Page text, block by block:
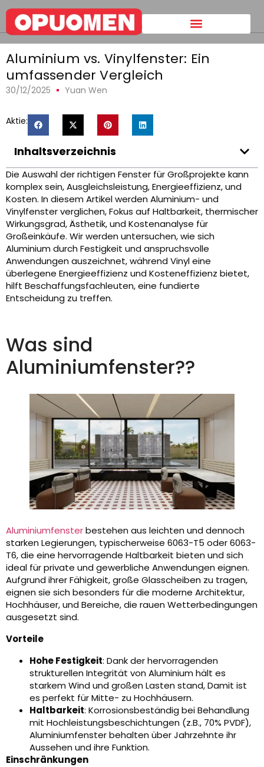
Heim >
Aluminium vs. Vinylfenster: Ein umfassender Vergleich
Aluminium vs. Vinylfenster: Ein
umfassender Vergleich
30/12/2025 Yuan Wen
Aktie:
Inhaltsverzeichnis
Die Auswahl der richtigen Fenster für Großprojekte kann
komplex sein, Ausgleichsleistung, Energieeffizienz, und
Kosten. In diesem Artikel werden Aluminium- und
Vinylfenster verglichen, Fokus auf Haltbarkeit, thermischer
Wirkungsgrad, Ästhetik, und Kostenanalyse für
Großeinkäufe. Wir werden untersuchen, wie sich
Aluminium durch Festigkeit und anspruchsvolle
Anwendungen auszeichnet, während Vinyl eine
überlegene Energieeffizienz und Kosteneffizienz bietet,
hilft Beschaffungsfachleuten, eine fundierte
Entscheidung zu treffen.
Was sind
Aluminiumfenster??
Aluminiumfensterbestehen aus leichten und dennoch
starken Legierungen, typischerweise 6063-T5 oder 6063-
T6, die eine hervorragende Haltbarkeit bieten und sich
ideal für private und gewerbliche Anwendungen eignen.
Aufgrund ihrer Fähigkeit, große Glasscheiben zu tragen,
eignen sie sich besonders für die moderne Architektur,
Hochhäuser, und Bereiche, die rauen Wetterbedingungen
ausgesetzt sind.
Vorteile
Hohe Festigkeit: Dank der hervorragenden
strukturellen Integrität von Aluminium hält es
starkem Wind und großen Lasten stand, Damit ist
es perfekt für Mitte- zu Hochhäusern.
Haltbarkeit: Korrosionsbeständig bei Behandlung
mit Hochleistungsbeschichtungen (z.B., 70% PVDF),
Aluminiumfenster behalten über Jahrzehnte ihr
Aussehen und ihre Funktion.
Einschränkungen